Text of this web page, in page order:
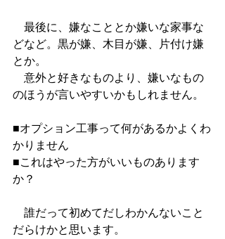
最後に、嫌なこととか嫌いな家事な
どなど。黒が嫌、木目が嫌、片付け嫌
とか。
意外と好きなものより、嫌いなもの
のほうが言いやすいかもしれません。
■オプション工事って何があるかよくわ
かりません
■これはやった方がいいものあります
か？
誰だって初めてだしわかんないこと
だらけかと思います。